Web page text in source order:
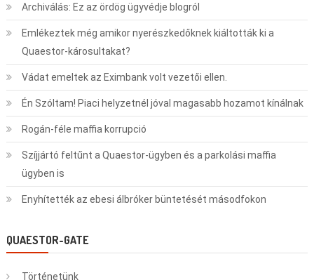
Archiválás: Ez az ördög ügyvédje blogról
Emlékeztek még amikor nyerészkedőknek kiáltották ki a
Quaestor-károsultakat?
Vádat emeltek az Eximbank volt vezetői ellen.
Én Szóltam! Piaci helyzetnél jóval magasabb hozamot kínálnak
Rogán-féle maffia korrupció
Szíjjártó feltűnt a Quaestor-ügyben és a parkolási maffia
ügyben is
Enyhítették az ebesi álbróker büntetését másodfokon
QUAESTOR-GATE
Történetünk